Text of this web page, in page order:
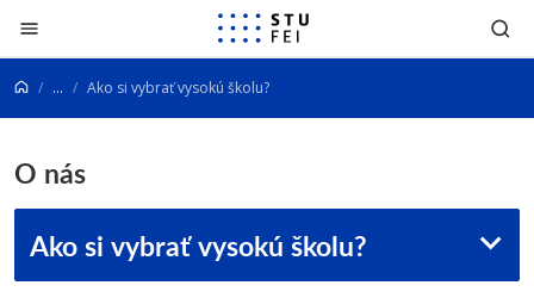
Prejsť na obsah
... Ako si vybrať vysokú školu?
O nás
Ako si vybrať vysokú školu?